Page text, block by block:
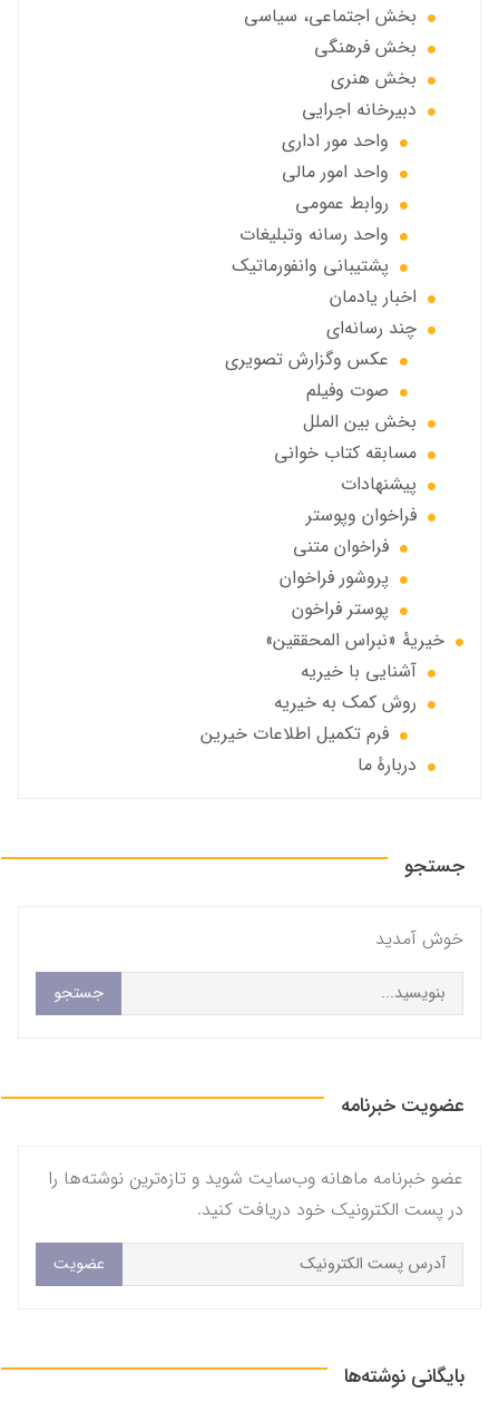
بخش اجتماعی، سياسي
بخش فرهنگی
بخش هنری
دبیرخانه اجرایی
واحد مور اداری
واحد امور مالی
روابط عمومی
واحد رسانه وتبلیغات
پشتیبانی وانفورماتیک
اخبار يادمان
چند رسانه‌ای
عکس وگزارش تصویری
صوت وفيلم
بخش بين الملل
مسابقه کتاب خوانی
پیشنهادات
فراخوان‌ وپوستر
فراخوان متني
پروشور فراخوان
پوستر فراخون
خيريهٔ «نبراس المحققين»
آشنایی با خیریه
روش کمک به خیریه
فرم تکمیل اطلاعات خیرین
دربارهٔ ما
جستجو
خوش آمديد
جستجو
عضویت خبرنامه
عضو خبرنامه ماهانه وب‌سایت شوید و تازه‌ترین نوشته‌ها را
در پست الکترونیک خود دریافت کنید.
عضویت
بایگانی نوشته‌ها